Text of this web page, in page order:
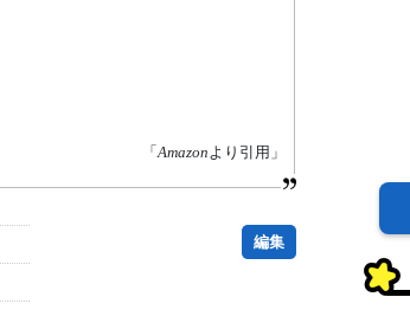
「Amazonより引用」
編集